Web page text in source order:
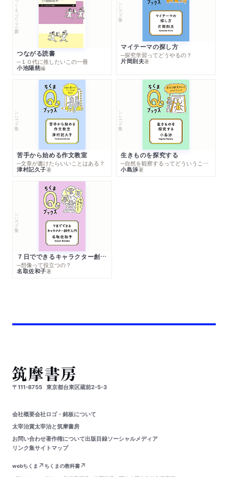
ちくまプリマー新書
つながる読書
─１０代に推したいこの一冊
小池陽慈編
シリーズ・全集
マイテーマの探し方
─探究学習ってどうやるの？
片岡則夫著
シリーズ・全集
苦手から始める作文教室
─文章が書けたらいいことはある？
津村記久子著
シリーズ・全集
生きものを探究する
─自然を観察するってどういうこと？
小島渉著
シリーズ・全集
７日でできるキャラクター創作入門
─想像って役立つの？
名取佐和子著
〒111-8755 東京都台東区蔵前2-5-3
会社概要会社ロゴ・銘板について
太宰治賞太宰治と筑摩書房
お問い合わせ著作権について出版目録ソーシャルメディア
リンク集サイトマップ
webちくま
ちくまの教科書